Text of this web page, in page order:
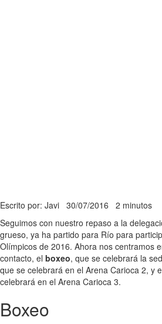
Escrito por: Javi 30/07/2016 2 minutos
Seguimos con nuestro repaso a la
grueso, ya ha partido para Río para
Olímpicos de 2016. Ahora nos centramos
contacto, el boxeo, que se celebrará la
que se celebrará en el Arena Carioca 2, y
celebrará en el Arena Carioca 3.
Boxeo